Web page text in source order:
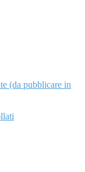
(da pubblicare in